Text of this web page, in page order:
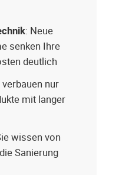
: Neue
senken Ihre
deutlich
verbauen nur
mit langer
wissen von
Sanierung